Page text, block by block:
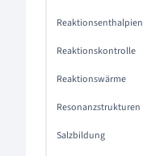
Reaktionsenthalpien
Reaktionskontrolle
Reaktionswärme
Resonanzstrukturen
Salzbildung